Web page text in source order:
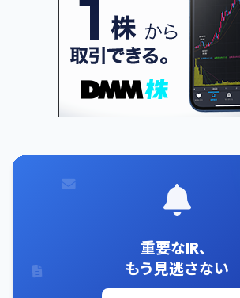
重要なIR、
もう見逃さない